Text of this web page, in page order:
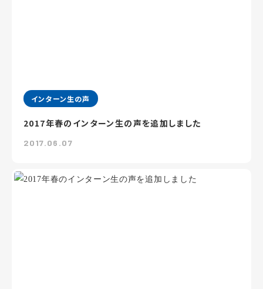
インターン生の声
2017年春のインターン生の声を追加しました
2017.06.07